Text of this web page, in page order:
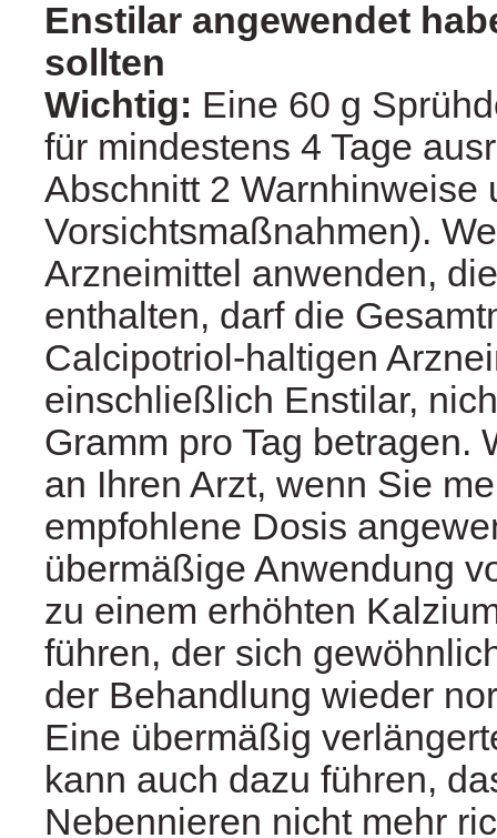
Enstilar angewendet
sollten
Wichtig: Eine 60 g
für mindestens 4 Tage
Abschnitt 2 Warnhinweise
Vorsichtsmaßnahmen).
Arzneimittel anwenden,
enthalten, darf die
Calcipotriol-haltigen
einschließlich Enstilar,
Gramm pro Tag betragen.
an Ihren Arzt, wenn Sie
empfohlene Dosis
übermäßige Anwendung
zu einem erhöhten
führen, der sich
der Behandlung wieder
Eine übermäßig
kann auch dazu führen,
Nebennieren nicht mehr